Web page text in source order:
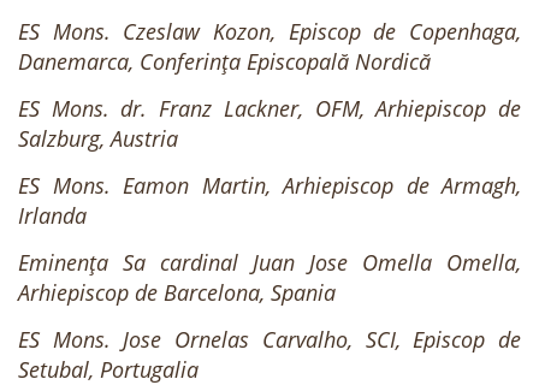
ES Mons. Czeslaw Kozon, Episcop de Copenhaga,
Danemarca, Conferința Episcopală Nordică
ES Mons. dr. Franz Lackner, OFM, Arhiepiscop de
Salzburg, Austria
ES Mons. Eamon Martin, Arhiepiscop de Armagh,
Irlanda
Eminența Sa cardinal Juan Jose Omella Omella,
Arhiepiscop de Barcelona, Spania
ES Mons. Jose Ornelas Carvalho, SCI, Episcop de
Setubal, Portugalia